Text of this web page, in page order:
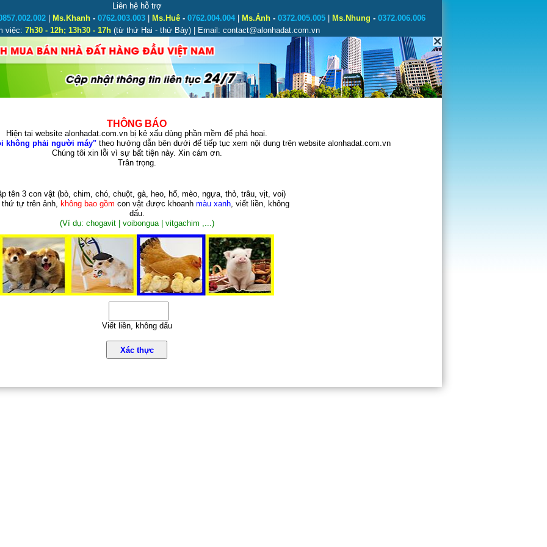
Liên hệ hỗ trợ
| Ms.Khanh- 0762.003.003| Ms.Huê- 0762.004.004| Ms.Ánh- 0372.005.005| Ms.Nhung - 0372.006.006
việc: 7h30 - 12h; 13h30 - 17h(từ thứ Hai - thứ Bảy) | Email: contact@alonhadat.com.vn
THÔNG BÁO
Hiện tại website alonhadat.com.vn bị kẻ xấu dùng phần mềm để phá hoại.
không phải người máy"theo hướng dẫn bên dưới để tiếp tục xem nội dung trên website alonhadat.com.vn
Chúng tôi xin lỗi vì sự bất tiện này. Xin cám ơn.
Trân trọng.
tên 3 con vật (bò, chim, chó, chuột, gà, heo, hổ, mèo, ngựa, thỏ, trâu, vịt, voi)
thứ tự trên ảnh, không bao gồm con vật được khoanh màu xanh, viết liền, không
dấu.
(Ví dụ: chogavit | voibongua | vitgachim ,...)
Viết liền, không dấu
Xác thực